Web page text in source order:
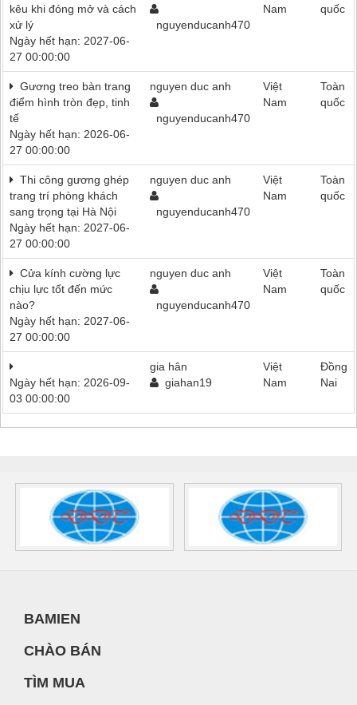
kêu khi đóng mở và cách
xử lý
Ngày hết hạn: 2027-06-
27 00:00:00
nguyenducanh470
Nam
quốc
Gương treo bàn trang
điểm hình tròn đẹp, tinh
tế
Ngày hết hạn: 2026-06-
27 00:00:00
nguyen duc anh
nguyenducanh470
Việt
Nam
Toàn
quốc
Thi công gương ghép
trang trí phòng khách
sang trọng tại Hà Nội
Ngày hết hạn: 2027-06-
27 00:00:00
nguyen duc anh
nguyenducanh470
Việt
Nam
Toàn
quốc
Cửa kính cường lực
chịu lực tốt đến mức
nào?
Ngày hết hạn: 2027-06-
27 00:00:00
nguyen duc anh
nguyenducanh470
Việt
Nam
Toàn
quốc
Ngày hết hạn: 2026-09-
03 00:00:00
gia hân
giahan19
Việt
Nam
Đồng
Nai
BAMIEN
CHÀO BÁN
TÌM MUA